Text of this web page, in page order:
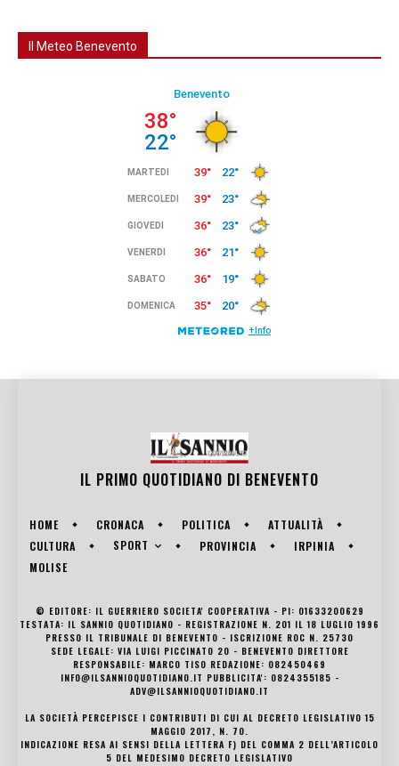
Il Meteo Benevento
IL PRIMO QUOTIDIANO DI BENEVENTO
HOME CRONACA POLITICA
ATTUALITÀ
CULTURA
SPORT PROVINCIA
IRPINIA
MOLISE
© EDITORE: IL GUERRIERO SOCIETA' COOPERATIVA - PI: 01633200629
TESTATA: IL SANNIO QUOTIDIANO - REGISTRAZIONE N. 201 IL 18 LUGLIO 1996
PRESSO IL TRIBUNALE DI BENEVENTO - ISCRIZIONE ROC N. 25730
SEDE LEGALE: VIA LUIGI PICCINATO 20 - BENEVENTO DIRETTORE
RESPONSABILE: MARCO TISO REDAZIONE: 082450469
INFO@ILSANNIOQUOTIDIANO.IT PUBBLICITA': 0824355185 -
ADV@ILSANNIOQUOTIDIANO.IT
LA SOCIETÀ PERCEPISCE I CONTRIBUTI DI CUI AL DECRETO LEGISLATIVO 15
MAGGIO 2017, N. 70.
INDICAZIONE RESA AI SENSI DELLA LETTERA F) DEL COMMA 2 DELL’ARTICOLO
5 DEL MEDESIMO DECRETO LEGISLATIVO